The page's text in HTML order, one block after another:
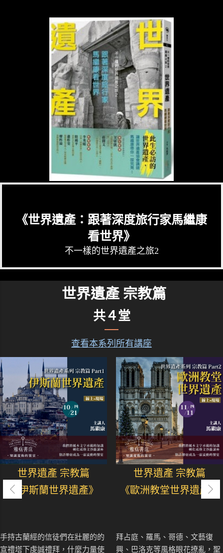
《世界遺產：跟著深度旅行家馬繼康
看世界》
不一樣的世界遺產之旅2
世界遺產 宗教篇
共４堂
查看本系列所有講座
世界遺產 宗教篇
《伊斯蘭世界遺產》
手持古蘭經的信徒們在壯麗的的
宣禮塔下虔誠禮拜，什麼力量使
世界遺產 宗教篇
《歐洲教堂世界遺產》
拜占庭、羅馬、哥德、文藝復
興、巴洛克等風格眼花撩亂，聖